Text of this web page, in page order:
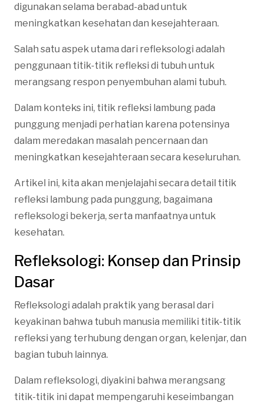
digunakan selama berabad-abad untuk
meningkatkan kesehatan dan kesejahteraan.
Salah satu aspek utama dari refleksologi adalah
penggunaan titik-titik refleksi di tubuh untuk
merangsang respon penyembuhan alami tubuh.
Dalam konteks ini, titik refleksi lambung pada
punggung menjadi perhatian karena potensinya
dalam meredakan masalah pencernaan dan
meningkatkan kesejahteraan secara keseluruhan.
Artikel ini, kita akan menjelajahi secara detail titik
refleksi lambung pada punggung, bagaimana
refleksologi bekerja, serta manfaatnya untuk
kesehatan.
Refleksologi: Konsep dan Prinsip
Dasar
Refleksologi adalah praktik yang berasal dari
keyakinan bahwa tubuh manusia memiliki titik-titik
refleksi yang terhubung dengan organ, kelenjar, dan
bagian tubuh lainnya.
Dalam refleksologi, diyakini bahwa merangsang
titik-titik ini dapat mempengaruhi keseimbangan